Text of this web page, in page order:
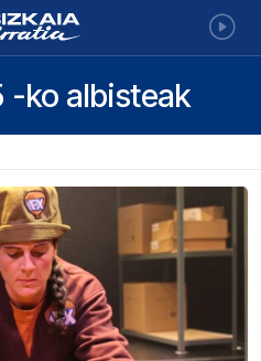
ko albisteak